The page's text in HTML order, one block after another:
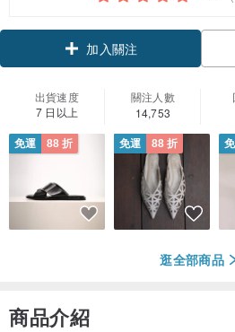
加入關注
出貨速度
7 日以上
關注人數
14,753
免運 88 折 免運 88 折
逛全部商品
商品介紹